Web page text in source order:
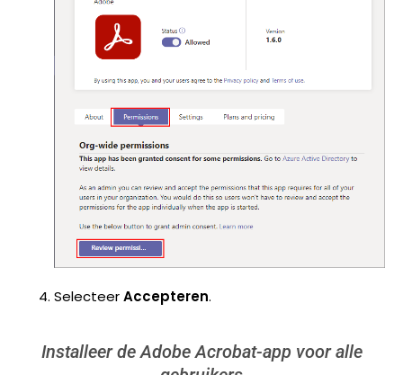
SelecteerAccepteren.
Installeer de Adobe Acrobat-app voor alle